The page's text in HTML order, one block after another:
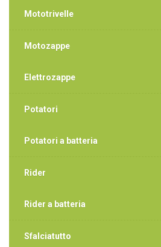
Mototrivelle
Motozappe
Elettrozappe
Potatori
Potatori a batteria
Rider
Rider a batteria
Sfalciatutto